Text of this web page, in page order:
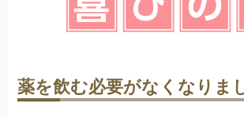
薬を飲む必要がなくなりま